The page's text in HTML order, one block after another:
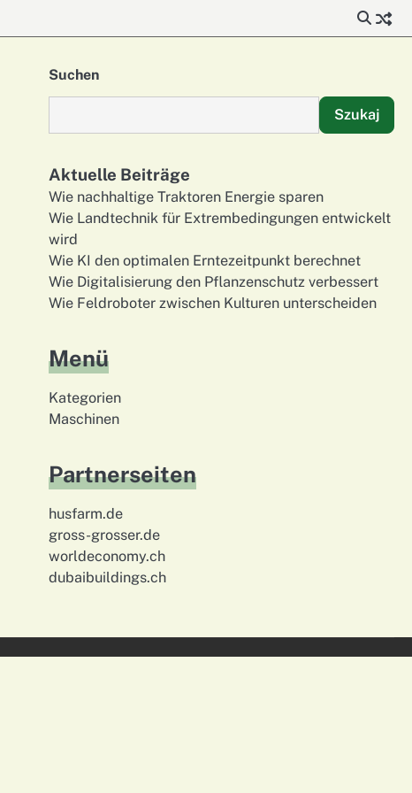
Suchen
Szukaj
Aktuelle Beiträge
Wie nachhaltige Traktoren Energie sparen
Wie Landtechnik für Extrembedingungen entwickelt
wird
Wie KI den optimalen Erntezeitpunkt berechnet
Wie Digitalisierung den Pflanzenschutz verbessert
Wie Feldroboter zwischen Kulturen unterscheiden
Menü
Kategorien
Maschinen
Partnerseiten
husfarm.de
gross-grosser.de
worldeconomy.ch
dubaibuildings.ch